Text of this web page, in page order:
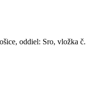
oddiel: Sro, vložka č.